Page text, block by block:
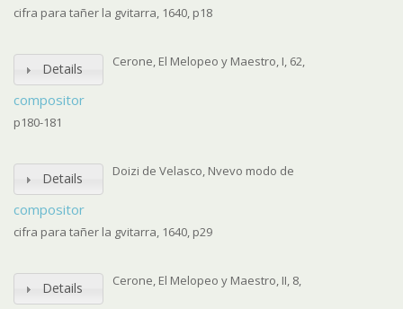
cifra para tañer la gvitarra, 1640, p18
Details
compositor
Cerone, El Melopeo y Maestro, I, 62,
p180-181
Details
compositor
Doizi de Velasco, Nvevo modo de
cifra para tañer la gvitarra, 1640, p29
Details Cerone, El Melopeo y Maestro, II, 8,